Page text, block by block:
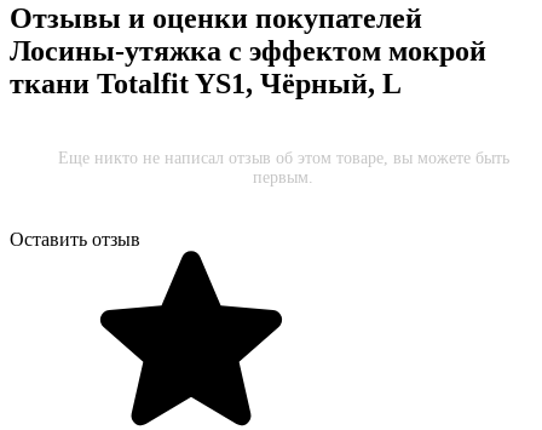
Отзывы и оценки покупателей
Лосины-утяжка с эффектом мокрой
ткани Totalfit YS1, Чёрный, L
Еще никто не написал отзыв об этом товаре, вы можете быть
первым.
Оставить отзыв